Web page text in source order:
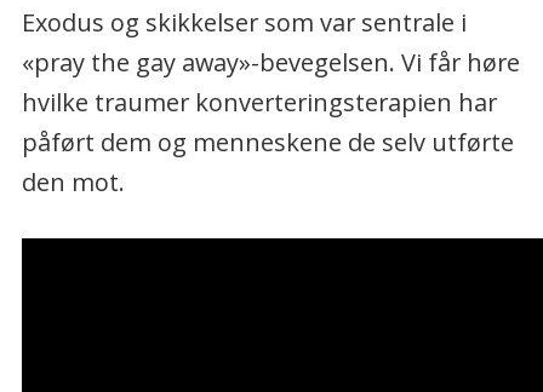
Exodus og skikkelser som var sentrale i
«pray the gay away»-bevegelsen. Vi får høre
hvilke traumer konverteringsterapien har
påført dem og menneskene de selv utførte
den mot.